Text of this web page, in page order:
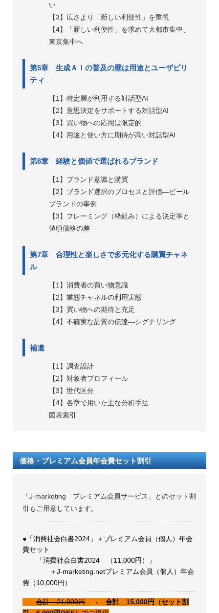
い
【3】広さより「新しい利便性」を重視
【4】「新しい利便性」を求めて大都市集中、
東京集中へ
第5章 生成ＡＩの普及の壁は用途とユーザビリ
ティ
【1】特定層が利用する対話型AI
【2】意思決定をサポートする対話型AI
【3】買い物への応用は限定的
【4】用途と使い方に期待が高い対話型AI
第6章 経験と価値で選ばれるブランド
【1】ブランド意識と購買
【2】ブランド選択のプロセスと評価―ビール
ブランドの事例
【3】フレーミング（枠組み）による決定率と
値頃価格の差
第7章 合理性と楽しさで多元化する購買チャネ
ル
【1】消費者の買い物意識
【2】業態チャネルの利用実態
【3】買い物への期待と充足
【4】不確実な品質の伝達―シグナリング
補遺
【1】調査設計
【2】対象者プロフィール
【3】世代区分
【4】各章で用いた主な分析手法
図表索引
価格・プレミアム会員年会費セット割引
「J-marketing プレミアム会員サービス」とのセット割
引もご用意しています。
●「消費社会白書2024」＋プレミアム会員（個人）年会
費セット
「消費社会白書2024 （11,000円）」
＋J-marketing.netプレミアム会員（個人）年会
費（10,000円）
合計 21,000円→合計 15,000円（セット割